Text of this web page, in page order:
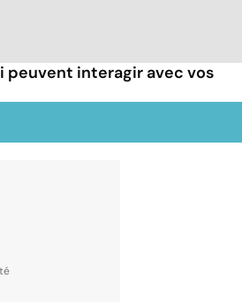
peuvent interagir avec vos